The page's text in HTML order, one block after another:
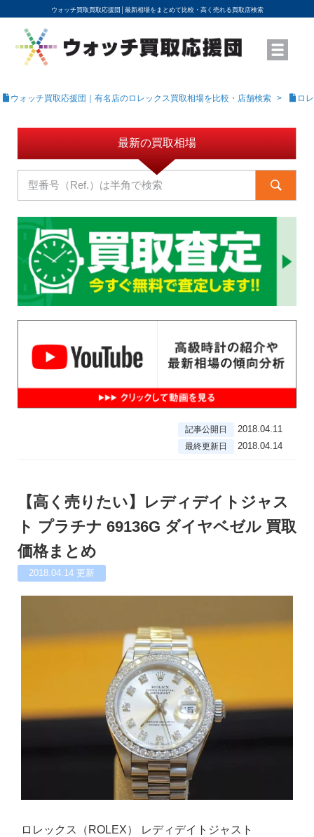
ウォッチ買取買取応援団│ 最新相場をまとめて比較・高く売れる買取店検索
YouTubeで動画を公開中
ROLEXモデル名から買取相場を調べる
高級時計ブランド名から買取相場を調べる
地域から買取店を探す
店舗名から買取店を探す
ブランド時計を高く売る方法
買取査定を依頼する
ウォッチ買取応援団｜有名店のロレックス買取相場を比較・店舗検索 ロ
最新の買取相場
記事公開日 2018.04.11
最終更新日 2018.04.14
【高く売りたい】レディデイトジャス
ト プラチナ 69136G ダイヤベゼル 買取
価格まとめ
2018.04.14 更新
ロレックス（ROLEX） レディデイトジャスト